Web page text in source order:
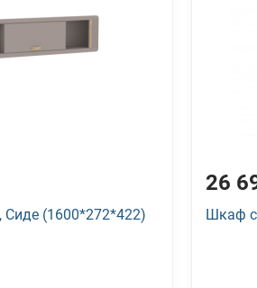
(1600*272*422)
26
Шкаф с